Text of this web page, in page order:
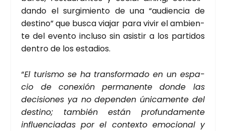
dan­do el sur­gi­mien­to de una “audien­cia de
des­tino” que bus­ca via­jar para vivir el ambien­
te del even­to inclu­so sin asis­tir a los par­ti­dos
den­tro de los esta­dios.
“El turis­mo se ha trans­for­ma­do en un espa­
cio de cone­xión per­ma­nen­te don­de las
deci­sio­nes ya no depen­den úni­ca­men­te del
des­tino; tam­bién están pro­fun­da­men­te
influen­cia­das por el con­tex­to emo­cio­nal y